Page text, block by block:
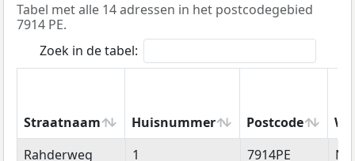
Tabel met alle 14 adressen in het postcodegebied
7914 PE.
Zoek in de tabel:
Straatnaam Huisnummer Postcode
Straatnaam
Huisnummer Postcode
Rahderweg 1 7914PE